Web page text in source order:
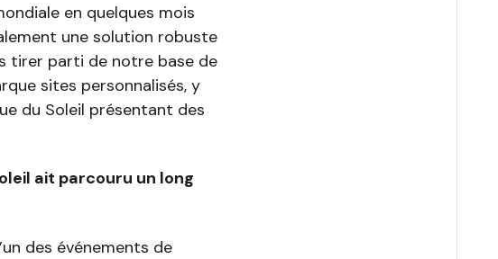
en quelques mois
une solution robuste
tirer parti de notre base de
sites personnalisés, y
du Soleil présentant des
ait parcouru un long
des événements de